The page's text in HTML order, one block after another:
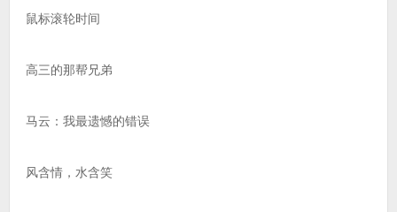
鼠标滚轮时间
高三的那帮兄弟
马云：我最遗憾的错误
风含情，水含笑